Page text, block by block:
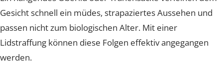
Aknenarben
Hautunregelmässigkeiten Laser
Laser Technologien
Ein hängendes Oberlid oder Tränensäcke verleihen
Gesicht schnell ein müdes, strapaziertes Aussehen
passen nicht zum biologischen Alter. Mit einer
Lidstraffung können diese Folgen effektiv angegangen